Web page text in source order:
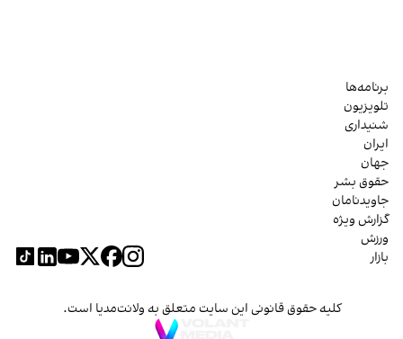
برنامه‌ها
تلویزیون
شنیداری
ایران
جهان
حقوق بشر
جاویدنامان
گزارش ویژه
ورزش
بازار
کلیه حقوق قانونی این سایت متعلق به ولانت‌مدیا است.